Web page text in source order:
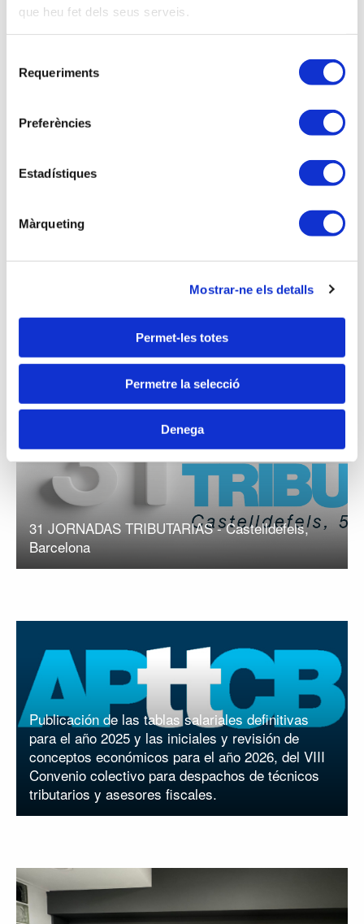
que heu fet dels seus serveis.
Requeriments
Preferències
Estadístiques
Màrqueting
Mostrar-ne els detalls
Permet-les totes
Permetre la selecció
Denega
Noticias
31 JORNADAS TRIBUTARIAS - Castelldefels,
Barcelona
Publicación de las tablas salariales definitivas
para el año 2025 y las iniciales y revisión de
conceptos económicos para el año 2026, del VIII
Convenio colectivo para despachos de técnicos
tributarios y asesores fiscales.